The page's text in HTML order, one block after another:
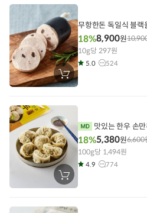
에
담
기
장
바
에
기
무항한돈 독일식 블
18%8,900원
10g당 297원
5.0 524
장
바
에
18%5,380원6,600
100g당 1,494원
4.9 774